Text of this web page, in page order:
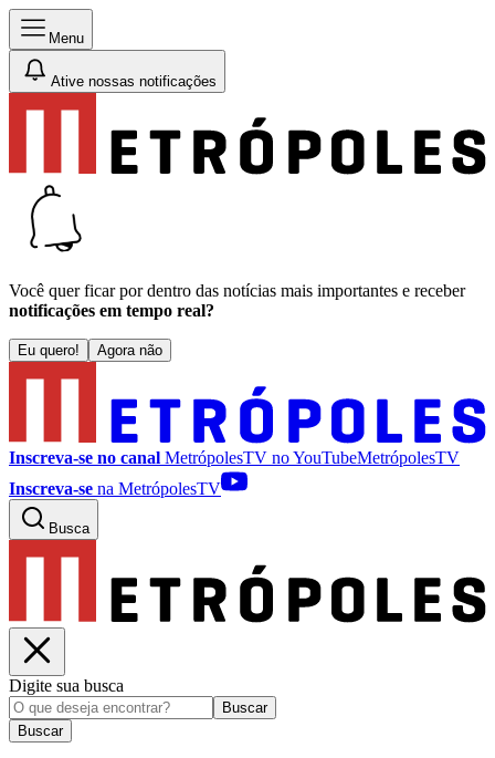
Menu
Ative nossas notificações
Você quer ficar por dentro das notícias mais importantes e receber
notificações em tempo real?
Eu quero! Agora não
Inscreva-se no canal MetrópolesTV noYouTubeMetrópolesTV
Inscreva-se na MetrópolesTV
Busca
Digite sua busca
Buscar
Buscar